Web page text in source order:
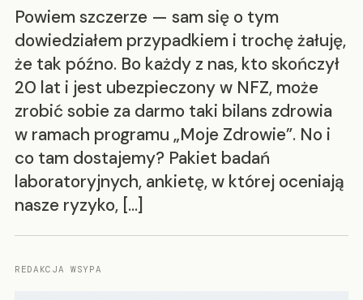
Powiem szczerze — sam się o tym
dowiedziałem przypadkiem i trochę żałuję,
że tak późno. Bo każdy z nas, kto skończył
20 lat i jest ubezpieczony w NFZ, może
zrobić sobie za darmo taki bilans zdrowia
w ramach programu „Moje Zdrowie”. No i
co tam dostajemy? Pakiet badań
laboratoryjnych, ankietę, w której oceniają
nasze ryzyko, […]
REDAKCJA WSYPA